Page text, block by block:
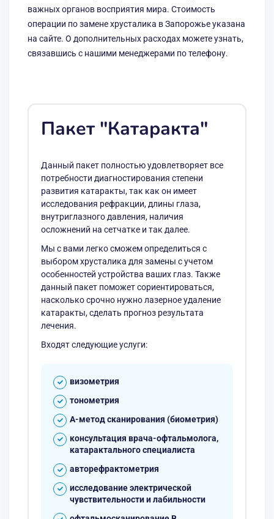
важных органов восприятия мира. Стоимость
операции по замене хрусталика в Запорожье указана
на сайте. О дополнительных расходах можете узнать,
связавшись с нашими менеджерами по телефону.
Пакет "Катаракта"
Данный пакет полностью удовлетворяет все
потребности диагностирования степени
развития катаракты, так как он имеет
исследования рефракции, длины глаза,
внутриглазного давления, наличия
осложнений на сетчатке и так далее.
Мы с вами легко сможем определиться с
выбором хрусталика для замены с учетом
особенностей устройства ваших глаз. Также
данный пакет поможет сориентироваться,
насколько срочно нужно лазерное удаление
катаракты, сделать прогноз результата
лечения.
Входят следующие услуги:
визометрия
тонометрия
А-метод сканирования (биометрия)
консультация врача-офтальмолога,
катарактального специалиста
авторефрактометрия
исследование электрической
чувствительности и лабильности